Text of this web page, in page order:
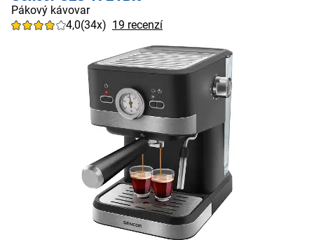
Pákový kávovar
4,0(34x) 19 recenzí